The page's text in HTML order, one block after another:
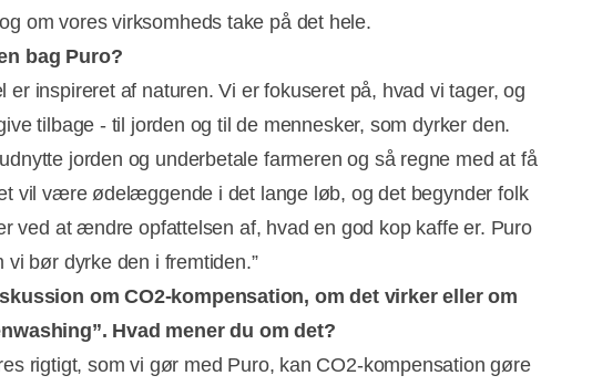
om vores virksomheds take på det hele.
bag Puro?
er inspireret af naturen. Vi er fokuseret på, hvad vi tager, og
tilbage - til jorden og til de mennesker, som dyrker den.
jorden og underbetale farmeren og så regne med at få
vil være ødelæggende i det lange løb, og det begynder folk
ved at ændre opfattelsen af, hvad en god kop kaffe er. Puro
vi bør dyrke den i fremtiden.”
om CO2-kompensation, om det virker eller om
Hvad mener du om det?
rigtigt, som vi gør med Puro, kan CO2-kompensation gøre